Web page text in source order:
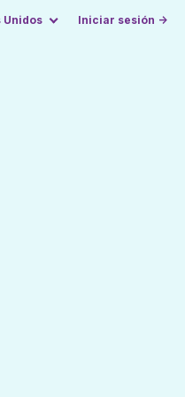
Unidos Iniciar sesión →